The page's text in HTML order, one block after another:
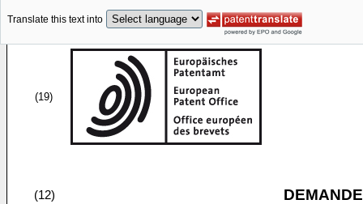
Translate this text into
(19)
(12)